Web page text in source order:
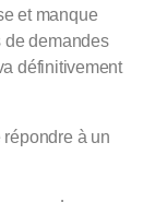
et manque
de demandes
définitivement
à un